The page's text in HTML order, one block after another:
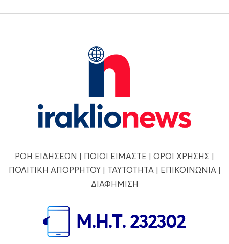
ΡΟΗ ΕΙΔΗΣΕΩΝ | ΠΟΙΟΙ ΕΙΜΑΣΤΕ | ΟΡΟΙ ΧΡΗΣΗΣ |
ΠΟΛΙΤΙΚΗ ΑΠΟΡΡΗΤΟΥ| ΤΑΥΤΟΤΗΤΑ | ΕΠΙΚΟΙΝΩΝΙΑ |
ΔΙΑΦΗΜΙΣΗ